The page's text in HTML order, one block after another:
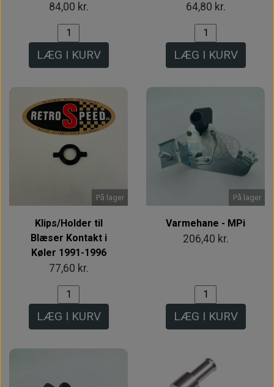
84,00 kr.
LÆG I KURV
64,80 kr.
LÆG I KURV
På lager
Klips/Holder til
Blæser Kontakt i
Køler 1991-1996
77,60 kr.
LÆG I KURV
På lager
Varmehane - MPi
206,40 kr.
LÆG I KURV